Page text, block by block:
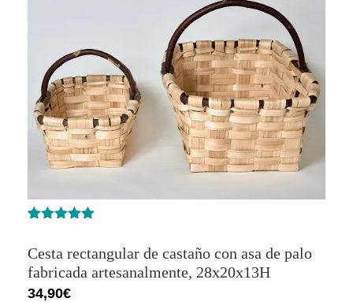
5 en base
avaloración
de un
cliente
Cesta rectangular de castaño con asa de palo
fabricada artesanalmente, 28x20x13H
34,90€